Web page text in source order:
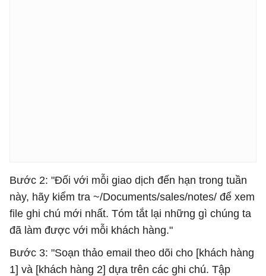
Bước 2: "Đối với mỗi giao dịch đến hạn trong tuần
này, hãy kiểm tra ~/Documents/sales/notes/ để xem
file ghi chú mới nhất. Tóm tắt lại những gì chúng ta
đã làm được với mỗi khách hàng."
Bước 3: "Soạn thảo email theo dõi cho [khách hàng
1] và [khách hàng 2] dựa trên các ghi chú. Tập